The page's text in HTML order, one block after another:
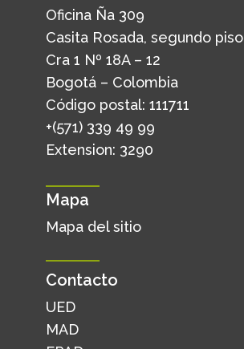
Oficina Ña 309
Casita Rosada, segundo piso
Cra 1 Nº 18A – 12
Bogotá – Colombia
Código postal: 111711
+(571) 339 49 99
Extension: 3290
Mapa
Mapa del sitio
Contacto
UED
MAD